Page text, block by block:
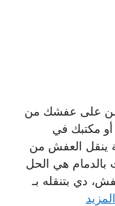
على عفشك من
مكتبك في
ينقل العفش من
هي الحل
دي بتنقله بـ